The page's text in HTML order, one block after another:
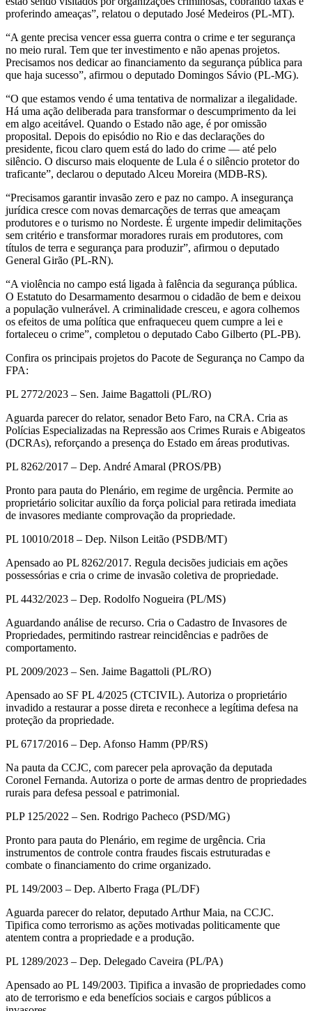
proferindo ameaças”, relatou o deputado José Medeiros (PL-MT).
“A gente precisa vencer essa guerra contra o crime e ter segurança
no meio rural. Tem que ter investimento e não apenas projetos.
Precisamos nos dedicar ao financiamento da segurança pública para
que haja sucesso”, afirmou o deputado Domingos Sávio (PL-MG).
“O que estamos vendo é uma tentativa de normalizar a ilegalidade.
Há uma ação deliberada para transformar o descumprimento da lei
em algo aceitável. Quando o Estado não age, é por omissão
proposital. Depois do episódio no Rio e das declarações do
presidente, ficou claro quem está do lado do crime — até pelo
silêncio. O discurso mais eloquente de Lula é o silêncio protetor do
traficante”, declarou o deputado Alceu Moreira (MDB-RS).
“Precisamos garantir invasão zero e paz no campo. A insegurança
jurídica cresce com novas demarcações de terras que ameaçam
produtores e o turismo no Nordeste. É urgente impedir delimitações
sem critério e transformar moradores rurais em produtores, com
títulos de terra e segurança para produzir”, afirmou o deputado
General Girão (PL-RN).
“A violência no campo está ligada à falência da segurança pública.
O Estatuto do Desarmamento desarmou o cidadão de bem e deixou
a população vulnerável. A criminalidade cresceu, e agora colhemos
os efeitos de uma política que enfraqueceu quem cumpre a lei e
fortaleceu o crime”, completou o deputado Cabo Gilberto (PL-PB).
Confira os principais projetos do Pacote de Segurança no Campo da
FPA:
PL 2772/2023 – Sen. Jaime Bagattoli (PL/RO)
Aguarda parecer do relator, senador Beto Faro, na CRA. Cria as
Polícias Especializadas na Repressão aos Crimes Rurais e Abigeatos
(DCRAs), reforçando a presença do Estado em áreas produtivas.
PL 8262/2017 – Dep. André Amaral (PROS/PB)
Pronto para pauta do Plenário, em regime de urgência. Permite ao
proprietário solicitar auxílio da força policial para retirada imediata
de invasores mediante comprovação da propriedade.
PL 10010/2018 – Dep. Nilson Leitão (PSDB/MT)
Apensado ao PL 8262/2017. Regula decisões judiciais em ações
possessórias e cria o crime de invasão coletiva de propriedade.
PL 4432/2023 – Dep. Rodolfo Nogueira (PL/MS)
Aguardando análise de recurso. Cria o Cadastro de Invasores de
Propriedades, permitindo rastrear reincidências e padrões de
comportamento.
PL 2009/2023 – Sen. Jaime Bagattoli (PL/RO)
Apensado ao SF PL 4/2025 (CTCIVIL). Autoriza o proprietário
invadido a restaurar a posse direta e reconhece a legítima defesa na
proteção da propriedade.
PL 6717/2016 – Dep. Afonso Hamm (PP/RS)
Na pauta da CCJC, com parecer pela aprovação da deputada
Coronel Fernanda. Autoriza o porte de armas dentro de propriedades
rurais para defesa pessoal e patrimonial.
PLP 125/2022 – Sen. Rodrigo Pacheco (PSD/MG)
Pronto para pauta do Plenário, em regime de urgência. Cria
instrumentos de controle contra fraudes fiscais estruturadas e
combate o financiamento do crime organizado.
PL 149/2003 – Dep. Alberto Fraga (PL/DF)
Aguarda parecer do relator, deputado Arthur Maia, na CCJC.
Tipifica como terrorismo as ações motivadas politicamente que
atentem contra a propriedade e a produção.
PL 1289/2023 – Dep. Delegado Caveira (PL/PA)
Apensado ao PL 149/2003. Tipifica a invasão de propriedades como
ato de terrorismo e eda benefícios sociais e cargos públicos a